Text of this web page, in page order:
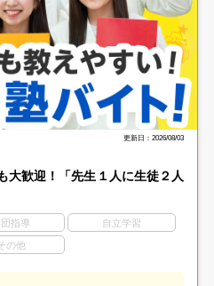
更新日：2026/08/03
大歓迎！「先生１人に生徒２人
指導 自立学習
の他